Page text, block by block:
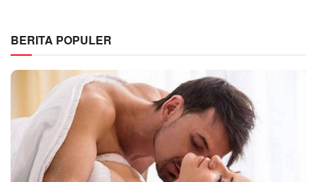
BERITA POPULER